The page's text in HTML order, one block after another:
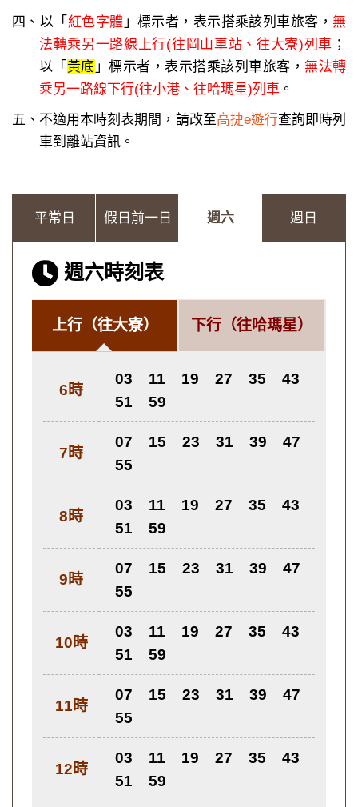
四、以「 紅色字體 」標示者，表示搭乘該列車旅客，無
法轉乘另一路線上行(往岡山車站、往大寮)列車 ；
以「 黃底 」標示者，表示搭乘該列車旅客，無法轉
乘另一路線下行(往小港、往哈瑪星)列車 。
五、不適用本時刻表期間，請改至高捷e遊行查詢即時列
車到離站資訊。
平常日 假日前一日 週六 週日
週六時刻表
上行（往大寮） 下行 （往哈瑪星）
6時
03 11 19 27 35
43
51
59
7時
07 15 23 31 39
47
55
8時
03 11 19 27 35
43
51
59
9時
07 15 23 31 39
47
55
10時
03 11 19 27 35
43
51
59
11時
07 15 23 31 39
47
55
12時
03 11 19 27 35
43
51
59